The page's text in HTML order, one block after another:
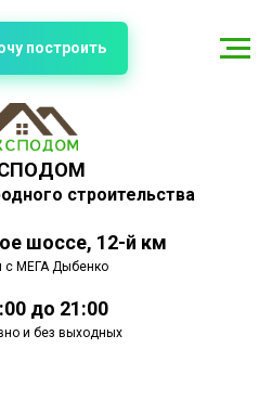
строительства
шоссе, 12-й км
с МЕГА Дыбенко
до 21:00
и без выходных
построить